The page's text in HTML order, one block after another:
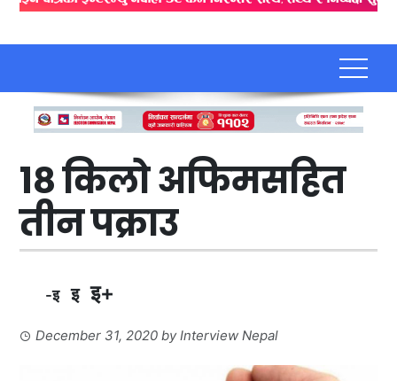
१८ किलो अफिमसहित
तीन पक्राउ
-इ इ इ+
December 31, 2020 byInterview Nepal